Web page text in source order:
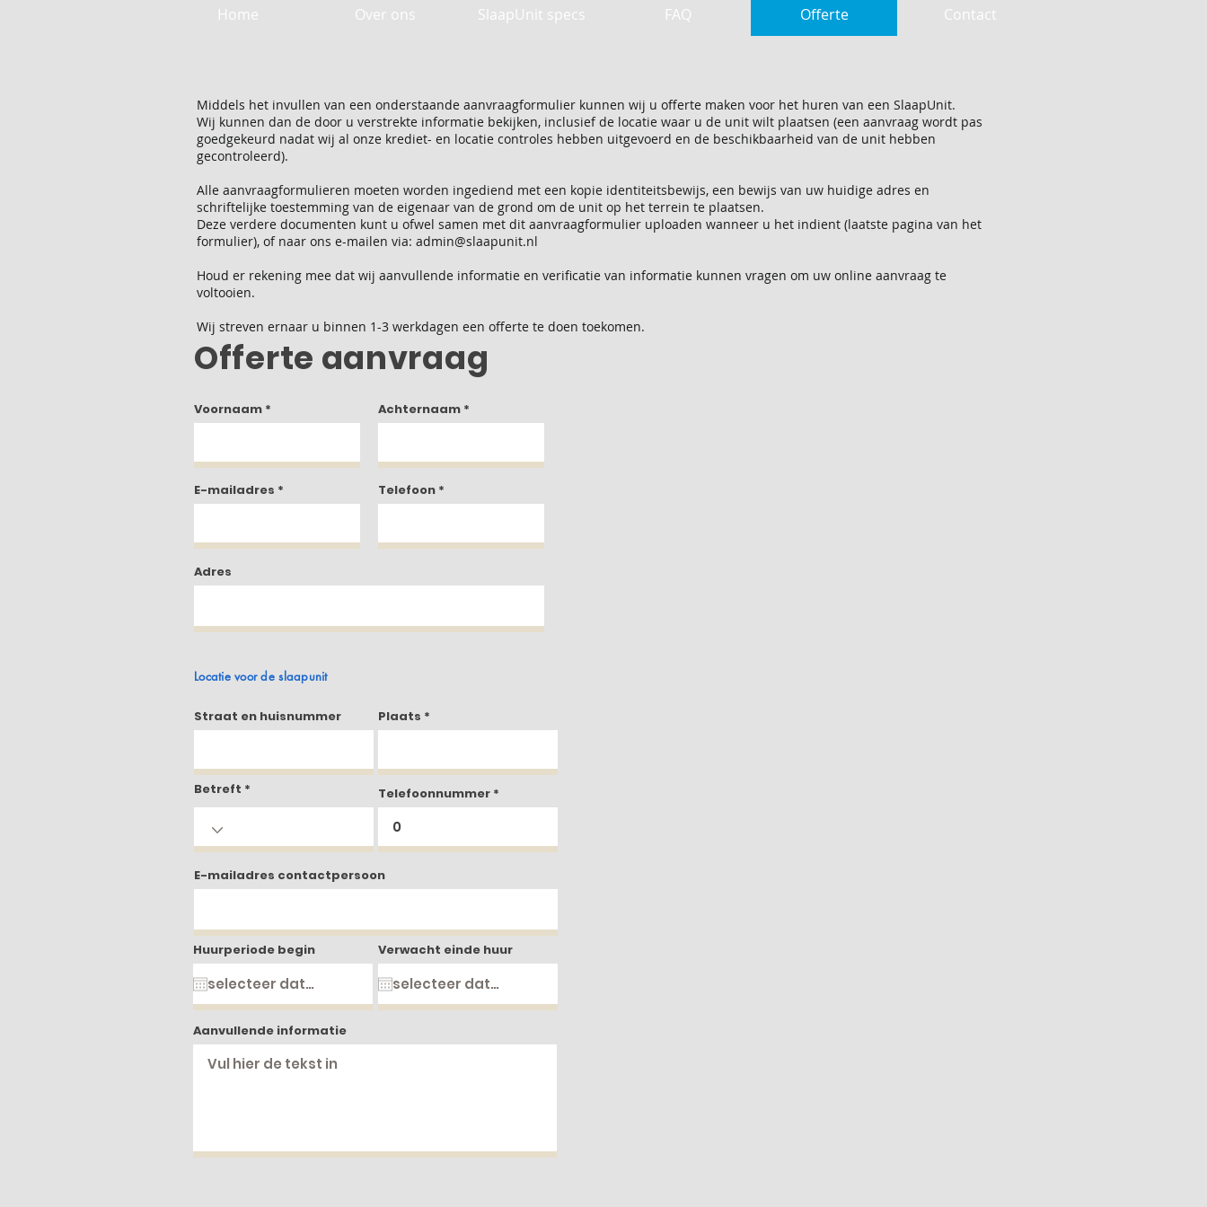
Home Over ons SlaapUnit specs FAQ Offerte Contact
Middels het invullen van een onderstaande aanvraagformulier kunnen wij u offerte maken voor het huren van een SlaapUnit.
Wij kunnen dan de door u verstrekte informatie bekijken, inclusief de locatie waar u de unit wilt plaatsen (een aanvraag wordt pas
goedgekeurd nadat wij al onze krediet- en locatie controles hebben uitgevoerd en de beschikbaarheid van de unit hebben
gecontroleerd).
Alle aanvraagformulieren moeten worden ingediend met een kopie identiteitsbewijs, een bewijs van uw huidige adres en
schriftelijke toestemming van de eigenaar van de grond om de unit op het terrein te plaatsen.
Deze verdere documenten kunt u ofwel samen met dit aanvraagformulier uploaden wanneer u het indient (laatste pagina van het
formulier), of naar ons e-mailen via: admin@slaapunit.nl
Houd er rekening mee dat wij aanvullende informatie en verificatie van informatie kunnen vragen om uw online aanvraag te
voltooien.
Wij streven ernaar u binnen 1-3 werkdagen een offerte te doen toekomen.
Offerte aanvraag
Voornaam Achternaam
E-mailadres Telefoon
Adres
Locatie voor de slaapunit
Straat en huisnummer Plaats
Betreft Telefoonnummer
E-mailadres contactpersoon
Huurperiode begin Verwacht einde huur
Aanvullende informatie